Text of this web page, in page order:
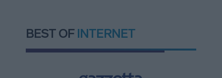
BEST OF INTERNET